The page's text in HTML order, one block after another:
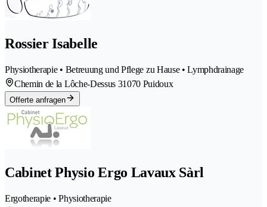
Rossier Isabelle
Physiotherapie • Betreuung und Pflege zu Hause • Lymphdrainage
Chemin de la Lôche-Dessus 31070 Puidoux
Offerte anfragen
Cabinet Physio Ergo Lavaux Sàrl
Ergotherapie • Physiotherapie